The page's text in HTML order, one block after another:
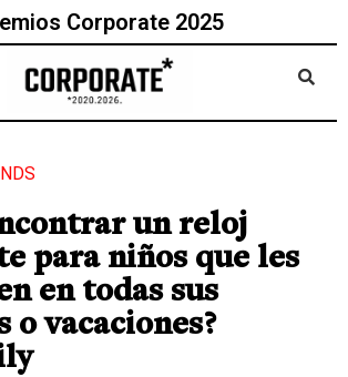
Corporate 2025
un reloj
para niños que les
en todas sus
o vacaciones?